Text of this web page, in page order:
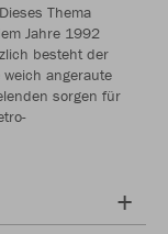
Thema
Jahre 1992
besteht der
angeraute
sorgen für